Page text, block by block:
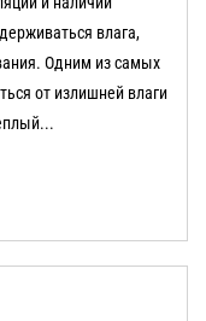
влага,
Одним из самых
от излишней влаги